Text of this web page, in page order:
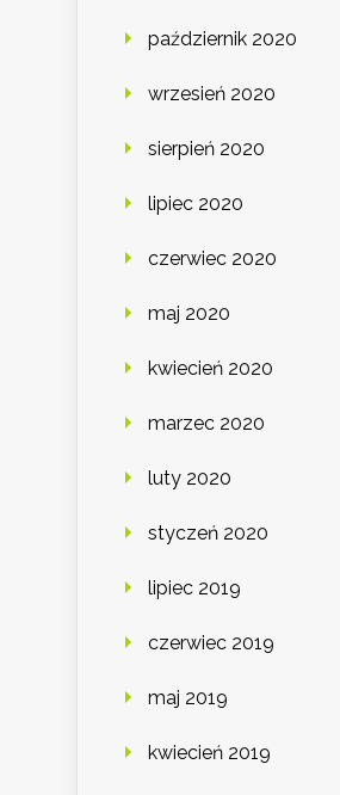
październik 2020
wrzesień 2020
sierpień 2020
lipiec 2020
czerwiec 2020
maj 2020
kwiecień 2020
marzec 2020
luty 2020
styczeń 2020
lipiec 2019
czerwiec 2019
maj 2019
kwiecień 2019